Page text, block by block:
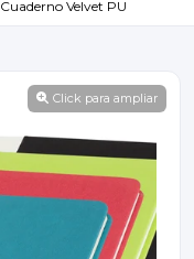
Cuaderno Velvet PU
Click para ampliar